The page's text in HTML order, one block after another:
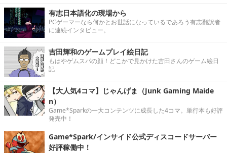
有志日本語化の現場から
PCゲーマーなら何かとお世話になっているであろう有志翻訳者
に連続インタビュー。
吉田輝和のゲームプレイ絵日記
もはやゲムスパの顔！どこかで見かけた吉田さんのゲーム絵日
記
【大人気4コマ】じゃんげま（Junk Gaming Maide
n）
Game*Sparkの一大コンテンツに成長した4コマ。単行本も好評
発売中！
Game*Spark/インサイド公式ディスコードサーバー
好評稼働中！